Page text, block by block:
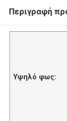
Περιγραφή
Υψηλό φως: